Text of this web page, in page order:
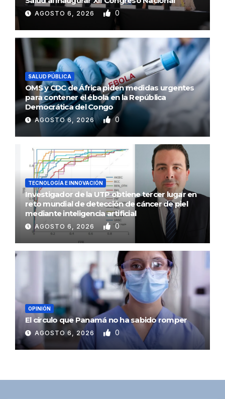
AGOSTO 6, 2026 0
SALUD PÚBLICA
OMS y CDC de África piden medidas urgentes
para contener el ébola en la República
Democrática del Congo
AGOSTO 6, 2026 0
TECNOLOGÍA E INNOVACIÓN
Investigador de la UTP obtiene tercer lugar en
reto mundial de detección de cáncer de piel
mediante inteligencia artificial
AGOSTO 6, 2026 0
OPINIÓN
El círculo que Panamá no ha sabido romper
AGOSTO 6, 2026 0